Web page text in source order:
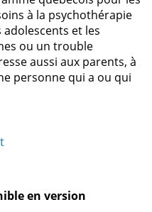
à la psychothérapie
adolescents et les
ou un trouble
aussi aux parents, à
personne qui a ou qui
en version